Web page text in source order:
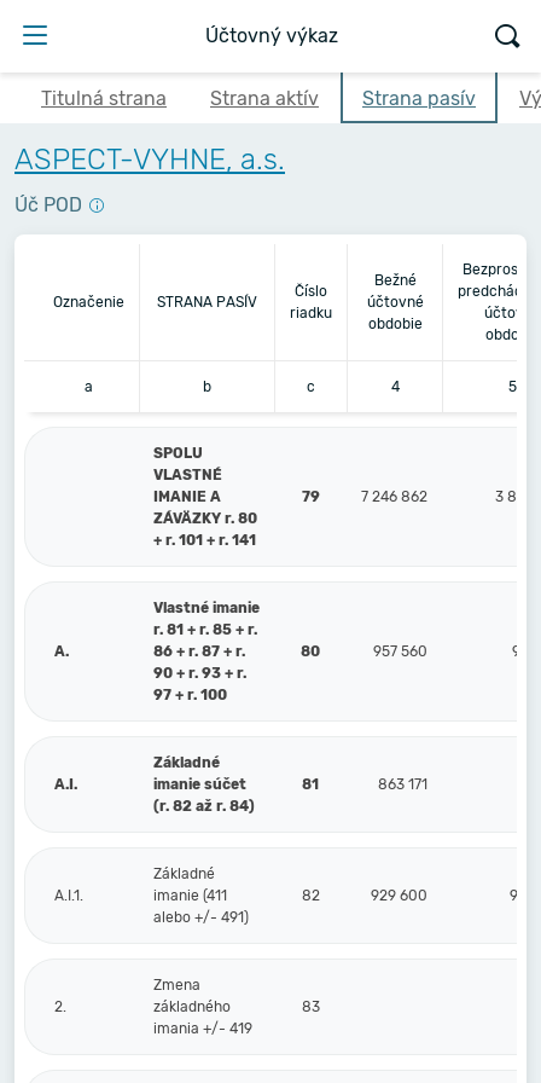
Účtovný výkaz
Titulná strana Strana aktív Strana pasív
ASPECT-VYHNE, a.s.
Úč POD
Označenie STRANA PASÍV
Číslo
riadku
Bežné
účtovné
obdobie
účtovné
obdobie
a b c 4 5
SPOLU
VLASTNÉ
IMANIE A
ZÁVÄZKY r. 80
+ r. 101 + r. 141
79 7 246 862 3 899
A.
Vlastné imanie
r. 81 + r. 85 + r.
86 + r. 87 + r.
90 + r. 93 + r.
97 + r. 100
80 957 560 926
A.I.
Základné
imanie súčet
(r. 82 až r. 84)
81 863 171
A.I.1.
Základné
imanie (411
alebo +/- 491)
82 929 600 929
2.
Zmena
základného
imania +/- 419
83